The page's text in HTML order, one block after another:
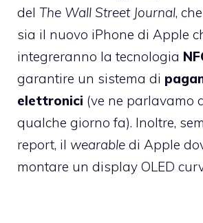
del The Wall Street Journal,
sia il nuovo iPhone di Apple
integreranno la tecnologia
garantire un sistema di
elettronici (ve ne parlavamo
qualche giorno fa). Inoltre,
report, il wearable di Apple
montare un display OLED